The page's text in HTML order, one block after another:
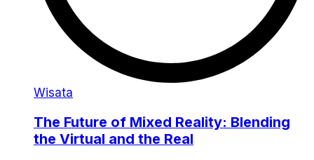
Wisata
The Future of Mixed Reality: Blending
the Virtual and the Real